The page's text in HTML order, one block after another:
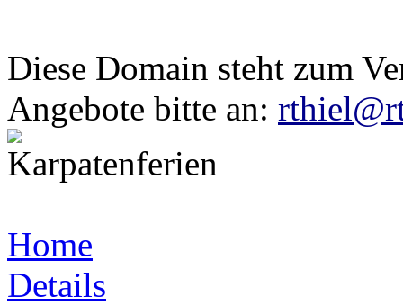
Diese Domain steht zum
Angebote bitte an:
Home
Details